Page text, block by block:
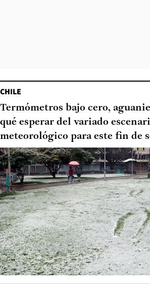
CHILE
Termómetros bajo cero,
qué esperar del variado
meteorológico para este fin de